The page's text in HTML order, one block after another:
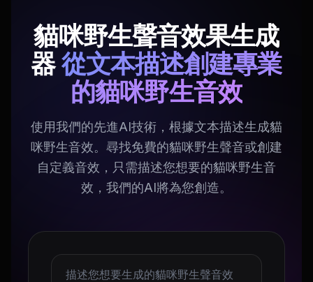
貓咪野生聲音效果生成
器從文本描述創建專業
的貓咪野生音效
使用我們的先進AI技術，根據文本描述生成貓
咪野生音效。尋找免費的貓咪野生聲音或創建
自定義音效，只需描述您想要的貓咪野生音
效，我們的AI將為您創造。